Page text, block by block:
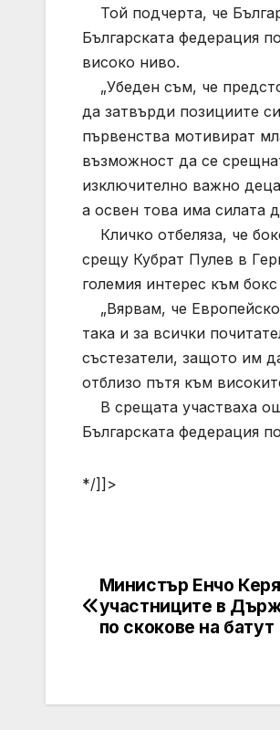
Той подчерта, че
Българската федерация
високо ниво.
„Убеден съм, че
да затвърди позициите
първенства мотивират
възможност да се
изключително важно
а освен това има силата
Кличко отбеляза, че
срещу Кубрат Пулев в
големия интерес към бокс
„Вярвам, че
така и за всички
състезатели, защото им
отблизо пътя към
В срещата участваха
Българската федерация
*/]]>
Post
navigation
Министър Енчо
участниците в
по скокове на батут